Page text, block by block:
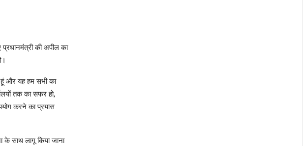
की अपील का
हूं और यह हम सभी का
तक का सफर हो,
करने का प्रयास
के साथ लागू किया जाना